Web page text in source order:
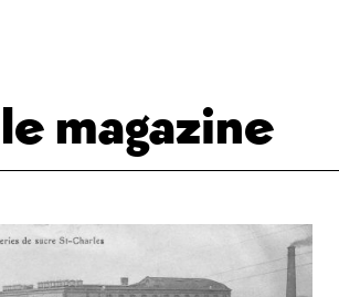
magazine